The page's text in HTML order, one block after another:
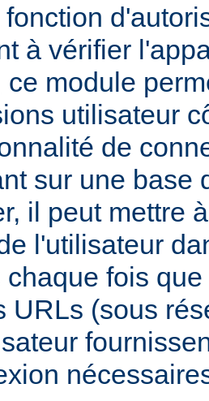
à vérifier
ce module
utilisateur
de
sur une base
il peut mettre
l'utilisateur
chaque fois
URLs (sous